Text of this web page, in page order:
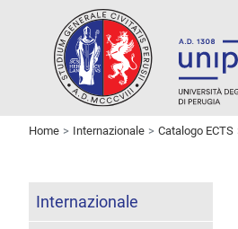
Home Internazionale Catalogo ECTS
Internazionale